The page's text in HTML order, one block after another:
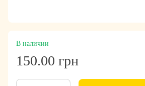
В наличии
150.00 грн